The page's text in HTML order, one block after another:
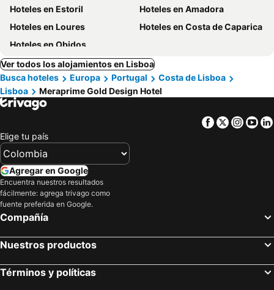
Hoteles en Estoril
Hoteles en Amadora
Hoteles en Loures
Hoteles en Costa de Caparica
Hoteles en Obidos
Ver todos los alojamientos en Lisboa
Busca hoteles
Europa Portugal
Costa de Lisboa
Lisboa
Meraprime Gold Design Hotel
Facebook
Twitter
Elige tu país
Agregar en Google
Encuentra nuestros resultados
fácilmente: agrega trivago como
fuente preferida en Google.
Compañía
Nuestros productos
Términos y políticas